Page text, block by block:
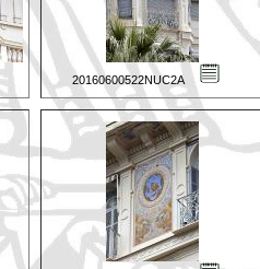
20160600522NUC2A